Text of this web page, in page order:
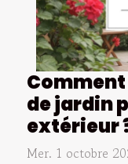
de jardin
extérieur
Mer. 1 octobre